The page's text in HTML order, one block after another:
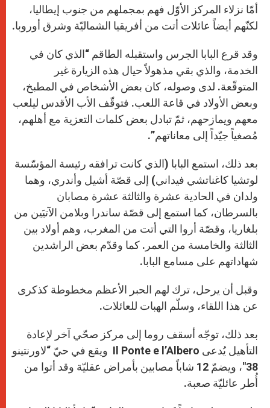
أمّا نزلاء المركز الأوّل فهم بمجملهم من جنوب إيطاليا،
لكنّهم أيضاً عائلات أتت من أفريقيا الشماليّة وشرق أوروبا.
وقد قرع البابا الجرس واستقبله الطاقم “الذي كان في
الخدمة، والذي بقي مذهولاً حيال هذه الزيارة غير
المتوقّعة. لدى وصوله، كان بعض الأشخاص في المطبخ،
وبعض الأولاد في قاعة اللعب. فتوقّف الأب الأقدس ليلعب
معهم ويمازحهم، ثمّ تبادل بعض كلمات التعزية مع أهلهم،
مُصغياً جيّداً إلى معاناتهم”.
بعد ذلك، استمع البابا (الذي كانت ترافقه رئيسة المؤسّسة
لوتشيا كاغناتشي فيداني) إلى قصّة أشيل وأندري، وهما
ولدان في الحادية عشرة والثالثة عشرة مصابان
بالسرطان، كما استمع إلى قصّة ساندرا وبلامن الآتيَين من
بلغاريا، وقصّة أروا التي أتت من المغرب، وهم أولاد بين
الثالثة والخامسة من العمر. كما وقدّم بعض الراشدين
شهاداتهم على مسامع البابا.
وقبل أن يرحل، ترك لهم الحبر الأعظم مخطوطة كذكرى
عن هذا اللقاء، وسلّم الهبات للعائلات.
بعد ذلك، توجّه أسقف روما إلى مركز صحّي آخر لإعادة
التأهيل يُدعى Il Ponte e l’Albero ويقع في حيّ “لاورنتينو
38″، ويضمّ 12 شاباً مصابين بأمراض عقليّة وقد أتوا من
أُطر عائليّة صعبة.